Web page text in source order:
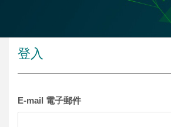
登入
E-mail 電子郵件